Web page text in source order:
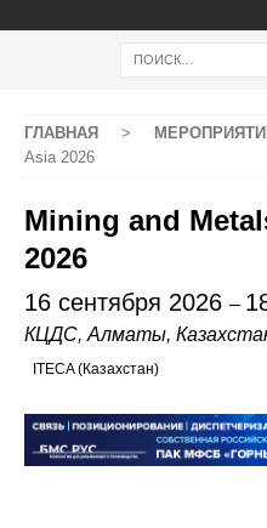
ГЛАВНАЯ >
Asia 2026
Mining and
2026
16 сентября 2026 –
КЦДС, Алматы,
ITECA (Казахстан)